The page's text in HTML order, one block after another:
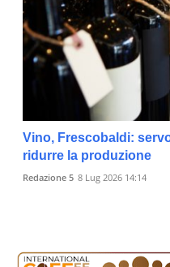
Vino, Frescobaldi:
ridurre la produzione
Redazione 5 8 Lug 2026 14:14